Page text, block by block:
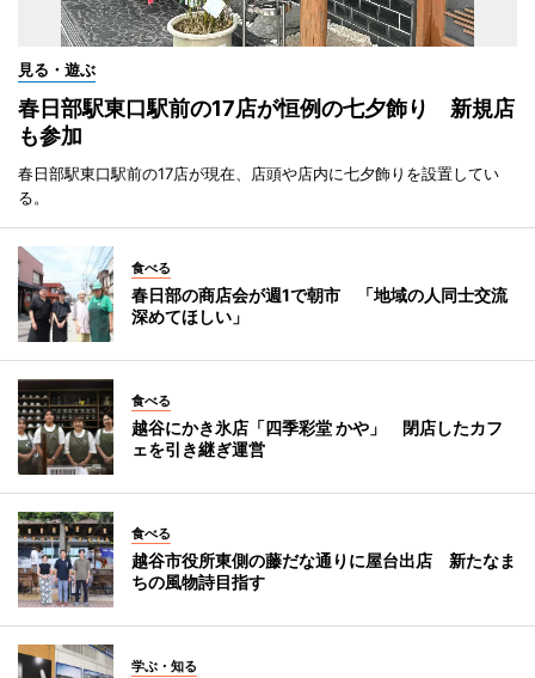
見る・遊ぶ
春日部駅東口駅前の17店が恒例の七夕飾り 新規店
も参加
春日部駅東口駅前の17店が現在、店頭や店内に七夕飾りを設置してい
る。
食べる
春日部の商店会が週1で朝市 「地域の人同士交流
深めてほしい」
食べる
越谷にかき氷店「四季彩堂 かや」 閉店したカフ
ェを引き継ぎ運営
食べる
越谷市役所東側の藤だな通りに屋台出店 新たなま
ちの風物詩目指す
学ぶ・知る